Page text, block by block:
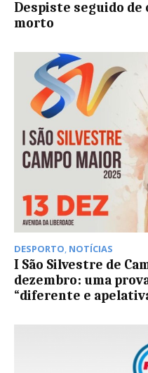
Despiste seguido
morto
DESPORTO, NOTÍCIAS
I São Silvestre de
dezembro: uma
“diferente e